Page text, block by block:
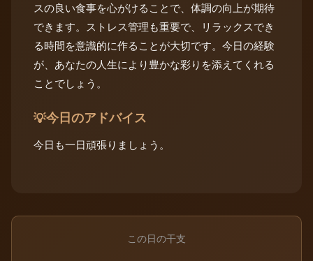
スの良い食事を心がけることで、体調の向上が期待
できます。ストレス管理も重要で、リラックスでき
る時間を意識的に作ることが大切です。今日の経験
が、あなたの人生により豊かな彩りを添えてくれる
ことでしょう。
💡今日のアドバイス
今日も一日頑張りましょう。
この日の干支